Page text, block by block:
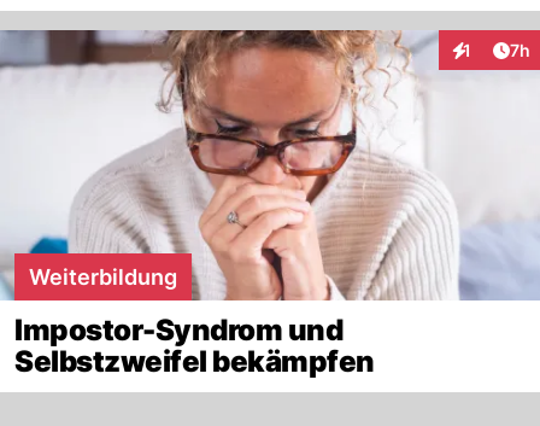
1 7h
Weiterbildung
Impostor-Syndrom und
Selbstzweifel bekämpfen